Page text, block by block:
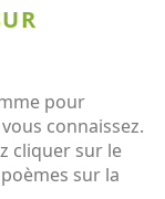
pour
connaissez.
cliquer sur le
sur la